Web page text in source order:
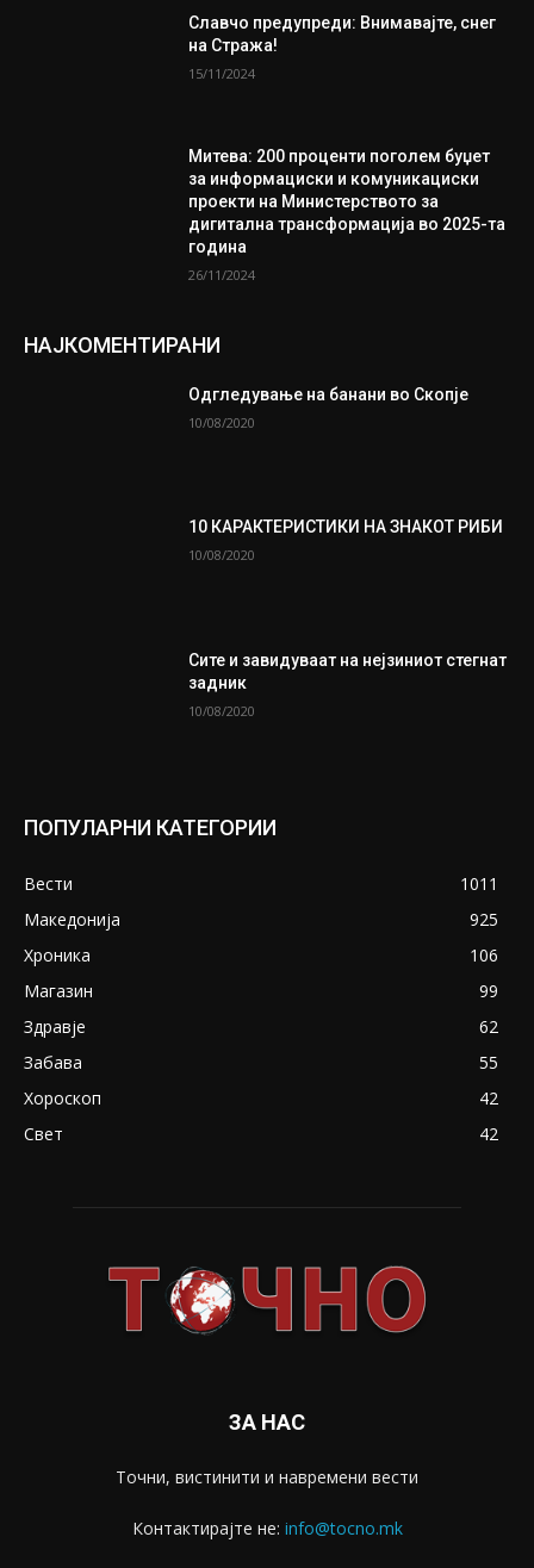
Славчо предупреди: Внимавајте, снег
на Стража!
15/11/2024
Митева: 200 проценти поголем буџет
за информациски и комуникациски
проекти на Министерството за
дигитална трансформација во 2025-та
година
26/11/2024
НАЈКОМЕНТИРАНИ
Одгледување на банани во Скопје
10/08/2020
10 КАРАКТЕРИСТИКИ НА ЗНАКОТ РИБИ
10/08/2020
Сите и завидуваат на нејзиниот стегнат
задник
10/08/2020
ПОПУЛАРНИ КАТЕГОРИИ
Вести
1011
Македонија
925
Хроника
106
Магазин
99
Здравје
62
Забава
55
Хороскоп
42
Свет
42
ЗА НАС
Точни, вистинити и навремени вести
Контактирајте не: info@tocno.mk